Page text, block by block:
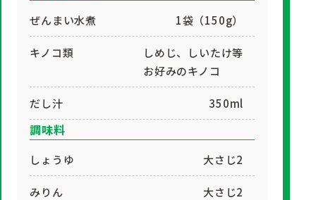
ぜんまい水煮 1袋（150g）
キノコ類
しめじ、しいたけ等
お好みのキノコ
だし汁 350ml
調味料
しょうゆ 大さじ2
みりん 大さじ2